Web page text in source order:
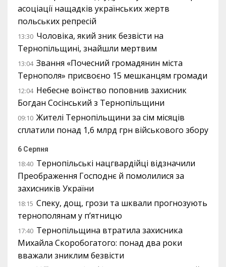
асоціації нащадків українських жертв
польських репресій
13:30 Чоловіка, який зник безвісти на
Тернопільщині, знайшли мертвим
13:04 Звання «Почесний громадянин міста
Тернополя» присвоєно 15 мешканцям громади
12:04 Небесне воїнство поповнив захисник
Богдан Сосінський з Тернопільщини
09:10 Жителі Тернопільщини за сім місяців
сплатили понад 1,6 млрд грн військового збору
6 Серпня
18:40 Тернопільські нацгвардійці відзначили
Преображення Господнє й помолилися за
захисників України
18:15 Спеку, дощ, грози та шквали прогнозують
тернополянам у п’ятницю
17:40 Тернопільщина втратила захисника
Михайла Скоробогатого: понад два роки
вважали зниклим безвісти